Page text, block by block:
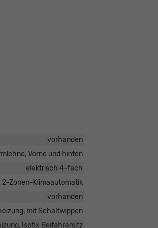
vorhanden
Vorne und hinten
elektrisch 4-fach
2-Zonen-Klimaautomatik
vorhanden
mit Schaltwippen
Isofix Beifahrersitz